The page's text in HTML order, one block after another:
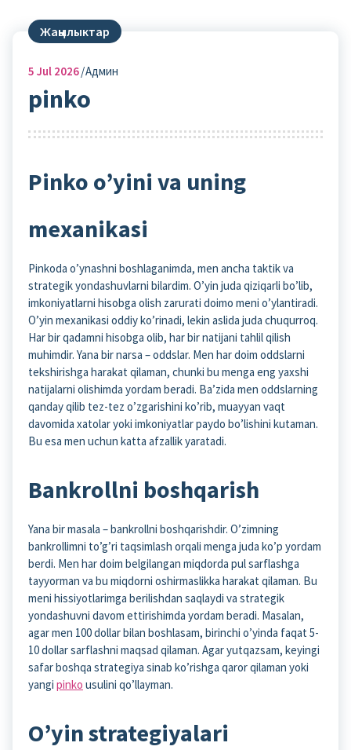
Жаңылыктар
5 Jul 2026 Админ
pinko
Pinko o’yini va uning
mexanikasi
Pinkoda o’ynashni boshlaganimda, men ancha taktik va
strategik yondashuvlarni bilardim. O’yin juda qiziqarli bo’lib,
imkoniyatlarni hisobga olish zarurati doimo meni o’ylantiradi.
O’yin mexanikasi oddiy ko’rinadi, lekin aslida juda chuqurroq.
Har bir qadamni hisobga olib, har bir natijani tahlil qilish
muhimdir. Yana bir narsa – oddslar. Men har doim oddslarni
tekshirishga harakat qilaman, chunki bu menga eng yaxshi
natijalarni olishimda yordam beradi. Ba’zida men oddslarning
qanday qilib tez-tez o’zgarishini ko’rib, muayyan vaqt
davomida xatolar yoki imkoniyatlar paydo bo’lishini kutaman.
Bu esa men uchun katta afzallik yaratadi.
Bankrollni boshqarish
Yana bir masala – bankrollni boshqarishdir. O’zimning
bankrollimni to’g’ri taqsimlash orqali menga juda ko’p yordam
berdi. Men har doim belgilangan miqdorda pul sarflashga
tayyorman va bu miqdorni oshirmaslikka harakat qilaman. Bu
meni hissiyotlarimga berilishdan saqlaydi va strategik
yondashuvni davom ettirishimda yordam beradi. Masalan,
agar men 100 dollar bilan boshlasam, birinchi o’yinda faqat 5-
10 dollar sarflashni maqsad qilaman. Agar yutqazsam, keyingi
safar boshqa strategiya sinab ko’rishga qaror qilaman yoki
yangi pinko usulini qo’llayman.
O’yin strategiyalari